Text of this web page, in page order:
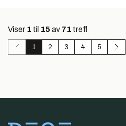
Viser 1 til 15 av 71 treff
1 2 3 4 5